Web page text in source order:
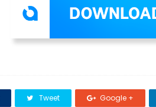
Tweet Google +